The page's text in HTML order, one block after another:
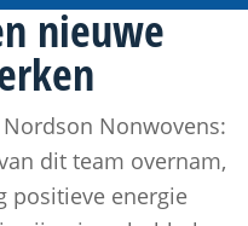
nieuwe
Nonwovens:
dit team overnam,
positieve energie